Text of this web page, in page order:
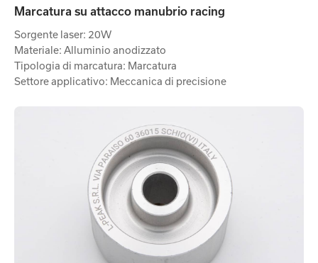
Marcatura su attacco manubrio racing
Sorgente laser: 20W
Materiale: Alluminio anodizzato
Tipologia di marcatura: Marcatura
Settore applicativo: Meccanica di precisione